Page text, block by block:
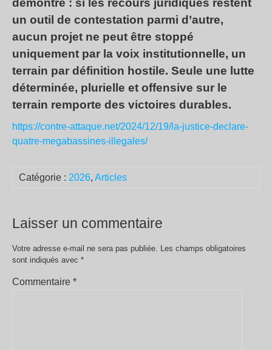
démontre : si les recours juridiques restent
un outil de contestation parmi d’autre,
aucun projet ne peut être stoppé
uniquement par la voix institutionnelle, un
terrain par définition hostile. Seule une lutte
déterminée, plurielle et offensive sur le
terrain remporte des victoires durables.
https://contre-attaque.net/2024/12/19/la-justice-declare-
quatre-megabassines-illegales/
Catégorie : 2026, Articles
Laisser un commentaire
Votre adresse e-mail ne sera pas publiée. Les champs obligatoires
sont indiqués avec *
Commentaire *